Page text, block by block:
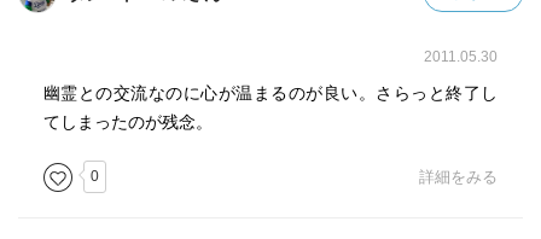
2011.05.30
幽霊との交流なのに心が温まるのが良い。さらっと終了し
てしまったのが残念。
0 詳細をみる